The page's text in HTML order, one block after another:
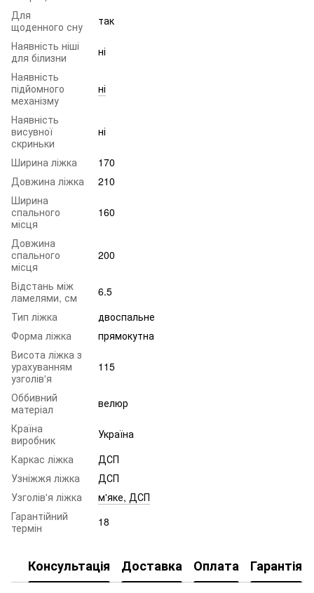
Для
щоденного сну
так
Наявність ніші
для білизни
ні
Наявність
підйомного
механізму
ні
Наявність
висувної
скриньки
ні
Ширина ліжка
170
Довжина ліжка
210
Ширина
спального
місця
160
Довжина
спального
місця
200
Відстань між
ламелями, см
6.5
Тип ліжка
двоспальне
Форма ліжка
прямокутна
Висота ліжка з
урахуванням
узголів'я
115
Оббивний
матеріал
велюр
Країна
виробник
Україна
Каркас ліжка
ДСП
Узніжжя ліжка
ДСП
Узголів'я ліжка
м'яке, ДСП
Гарантійний
термін
18
Консультація Доставка Оплата Гарантія